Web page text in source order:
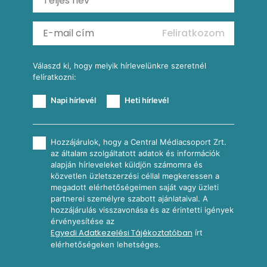
Reggeli receptek
Feliratkozom
Válaszd ki, hogy melyik hírlevelünkre szeretnél
felíratkozni:
Napi hírlevél Heti hírlevél
Hozzájárulok, hogy a Central Médiacsoport Zrt.
az általam szolgáltatott adatok és információk
alapján hírleveleket küldjön számomra és
közvetlen üzletszerzési céllal megkeressen a
megadott elérhetőségeimen saját vagy üzleti
partnerei személyre szabott ajánlataival. A
hozzájárulás visszavonása és az érintetti igények
érvényesítése az
Egyedi Adatkezelési Tájékoztatóban írt
elérhetőségeken lehetséges.